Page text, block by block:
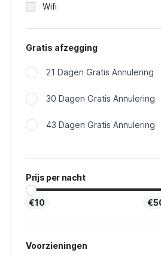
Wifi
Gratis afzegging
21 Dagen Gratis Annulering
30 Dagen Gratis Annulering
43 Dagen Gratis Annulering
Prijs per nacht
€10
Voorzieningen